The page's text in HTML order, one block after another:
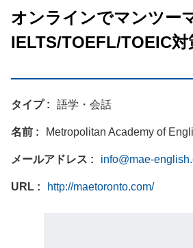
オンラインでマンツー
IELTS/TOEFL/TOEIC対
タイプ 語学・会話
名前 Metropolitan Academy of
メールアドレス info@mae-
URL http://maetoronto.com/